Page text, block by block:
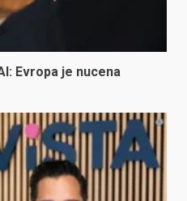
Evropa je nucena